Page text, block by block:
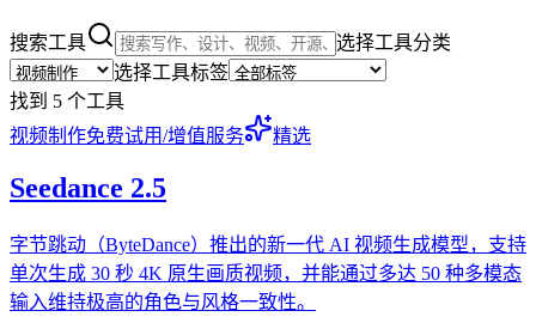
搜索工具
选择工具分类
选择工具标签
找到 5 个工具
视频制作免费试用/增值服务 精选
Seedance 2.5
字节跳动（ByteDance）推出的新一代 AI 视频生成模型，支持
单次生成 30 秒 4K 原生画质视频，并能通过多达 50 种多模态
输入维持极高的角色与风格一致性。